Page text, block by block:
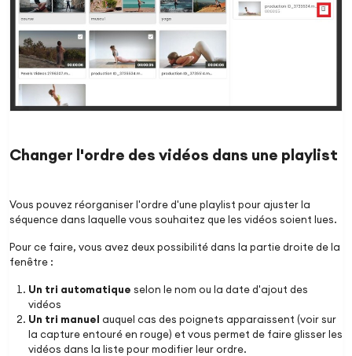
Changer l'ordre des vidéos dans une playlist
Vous pouvez réorganiser l'ordre d'une playlist pour ajuster la
séquence dans laquelle vous souhaitez que les vidéos soient lues.
Pour ce faire, vous avez deux possibilité dans la partie droite de la
fenêtre :
Un tri automatique selon le nom ou la date d'ajout des
vidéos
Un tri manuel auquel cas des poignets apparaissent (voir sur
la capture entouré en rouge) et vous permet de faire glisser les
vidéos dans la liste pour modifier leur ordre.